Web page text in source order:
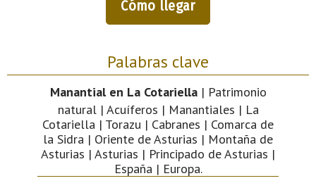
Cómo llegar
Palabras clave
Manantial en La Cotariella| Patrimonio
natural | Acuíferos | Manantiales | La
Cotariella | Torazu | Cabranes | Comarca de
la Sidra | Oriente de Asturias | Montaña de
Asturias | Asturias | Principado de Asturias |
España | Europa.